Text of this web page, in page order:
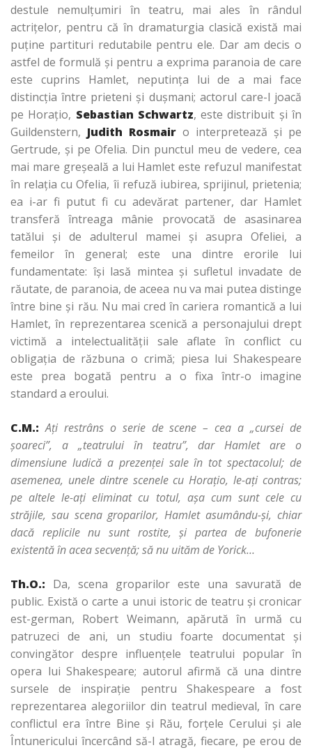
destule nemulţumiri în teatru, mai ales în rândul
actriţelor, pentru că în dramaturgia clasică există mai
puţine partituri redutabile pentru ele. Dar am decis o
astfel de formulă şi pentru a exprima paranoia de care
este cuprins Hamlet, neputinţa lui de a mai face
distincţia între prieteni şi duşmani; actorul care-l joacă
pe Horaţio, Sebastian Schwartz, este distribuit şi în
Guildenstern, Judith Rosmair o interpretează şi pe
Gertrude, şi pe Ofelia. Din punctul meu de vedere, cea
mai mare greşeală a lui Hamlet este refuzul manifestat
în relaţia cu Ofelia, îi refuză iubirea, sprijinul, prietenia;
ea i-ar fi putut fi cu adevărat partener, dar Hamlet
transferă întreaga mânie provocată de asasinarea
tatălui şi de adulterul mamei şi asupra Ofeliei, a
femeilor în general; este una dintre erorile lui
fundamentate: îşi lasă mintea şi sufletul invadate de
răutate, de paranoia, de aceea nu va mai putea distinge
între bine şi rău. Nu mai cred în cariera romantică a lui
Hamlet, în reprezentarea scenică a personajului drept
victimă a intelectualităţii sale aflate în conflict cu
obligaţia de răzbuna o crimă; piesa lui Shakespeare
este prea bogată pentru a o fixa într-o imagine
standard a eroului.
C.M.: Aţi restrâns o serie de scene – cea a „cursei de
şoareci”, a „teatrului în teatru”, dar Hamlet are o
dimensiune ludică a prezenţei sale în tot spectacolul; de
asemenea, unele dintre scenele cu Horaţio, le-aţi contras;
pe altele le-aţi eliminat cu totul, aşa cum sunt cele cu
străjile, sau scena groparilor, Hamlet asumându-şi, chiar
dacă replicile nu sunt rostite, şi partea de bufonerie
existentă în acea secvenţă; să nu uităm de Yorick…
Th.O.: Da, scena groparilor este una savurată de
public. Există o carte a unui istoric de teatru şi cronicar
est-german, Robert Weimann, apărută în urmă cu
patruzeci de ani, un studiu foarte documentat şi
convingător despre influenţele teatrului popular în
opera lui Shakespeare; autorul afirmă că una dintre
sursele de inspiraţie pentru Shakespeare a fost
reprezentarea alegoriilor din teatrul medieval, în care
conflictul era între Bine şi Rău, forţele Cerului şi ale
Întunericului încercând să-l atragă, fiecare, pe erou de